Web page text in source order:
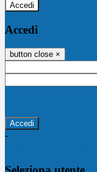
Accedi
Accedi
button close ×
-